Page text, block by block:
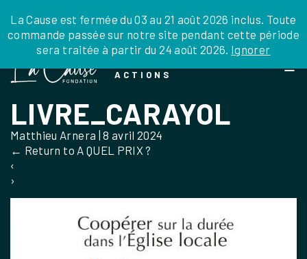
to
the
La Cause est fermée du 03 au 21 août 2026 inclus. Toute
commande passée sur notre site pendant cette période
sera traitée à partir du 24 août 2026. Ignorer
JE DONNE JE PARRAINE NOUS SOUTENIR
DEPUIS LA FRANCE
DEPUIS L’INTERNATIONAL
EN TANT QU’ORGANISATION
LEGS, LIBÉRALITÉS
0 ARTICLE
ACTIONS
LIVRE_CARAYOL
Matthieu Arnera |8 avril 2024
← Return to A QUEL PRIX ?
‹
›